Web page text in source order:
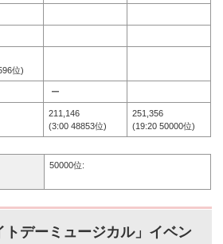
位)
ー
211,146
(3:00 48853位)
251,356
(19:20 50000位)
50000位:
トデーミュージカル」イベン